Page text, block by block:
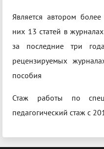
Является автором
них 13 статей в
за последние три
рецензируемых
пособия
Стаж работы по
педагогический стаж с